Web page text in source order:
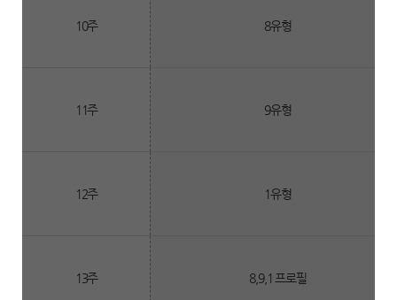
10주 8유형
11주 9유형
12주 1유형
13주 8,9,1 프로필